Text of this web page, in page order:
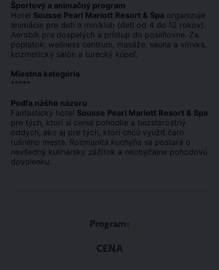
Športový a animačný program
Hotel Sousse Pearl Mariott Resort & Spa organizuje
animácie pre deti a miniklub (deti od 4 do 12 rokov).
Aerobik pre dospelých a prístup do posilňovne. Za
poplatok: wellness centrum, masáže, sauna a vírivka,
kozmetický salón a turecký kúpeľ.
Miestna kategória
*****
Podľa nášho názoru
Fantastický hotel Sousse Pearl Mariott Resort & Spa
pre tých, ktorí si cenia pohodlie a bezstarostný
oddych, ako aj pre tých, ktorí chcú využiť čaro
rušného mesta. Rozmanitá kuchyňa sa postará o
nevšedný kulinársky zážitok a neobyčajne pohodovú
dovolenku.
Program:
CENA